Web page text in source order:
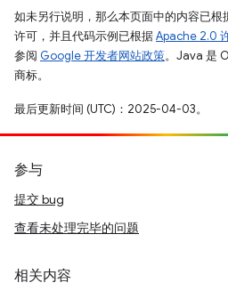
如未另行说明，那么本页面中的内容已根
许可，并且代码示例已根据Apache 2.0
参阅 Google 开发者网站政策。Java 是
商标。
最后更新时间 (UTC)：2025-04-03。
参与
提交 bug
查看未处理完毕的问题
相关内容